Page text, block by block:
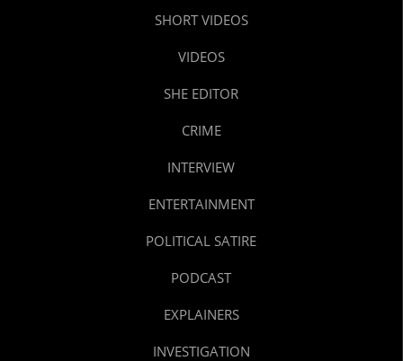
SHORT VIDEOS
VIDEOS
SHE EDITOR
CRIME
INTERVIEW
ENTERTAINMENT
POLITICAL SATIRE
PODCAST
EXPLAINERS
INVESTIGATION